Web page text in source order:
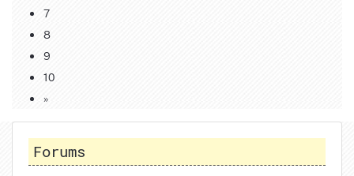
7
8
9
10
»
Forums